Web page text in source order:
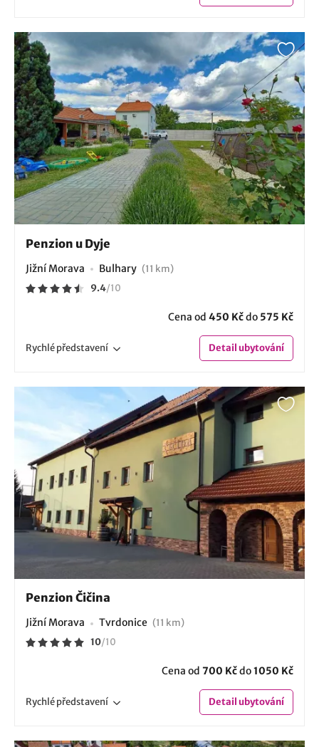
Penzion u Dyje
Jižní Morava Bulhary (11 km)
9.4/10
Cena od 450 Kčdo 575 Kč
Rychlépředstavení Detailubytování
Penzion Čičina
Jižní Morava Tvrdonice (11 km)
10/10
Cena od 700 Kčdo1050 Kč
Rychlépředstavení Detailubytování